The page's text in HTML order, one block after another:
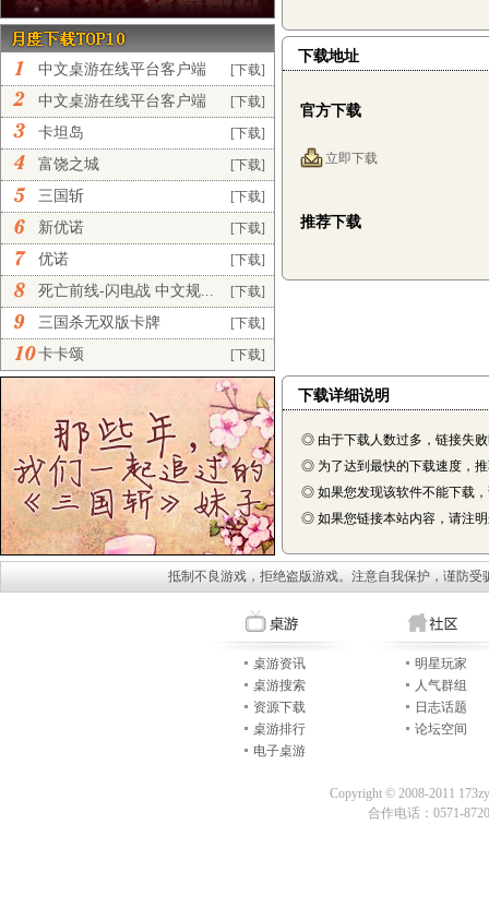
[下载]
中文桌游在线平台客户端
完... [下载]
中文桌游在线平台客户端
正... [下载]
卡坦岛
[下载]
富饶之城
[下载]
三国斩
[下载]
新优诺
[下载]
优诺
[下载]
死亡前线-闪电战 中文规...
[下载]
三国杀无双版卡牌
[下载]
卡卡颂
下载地址
官方下载
立即下载
推荐下载
下载详细说明
◎ 由于下载人数过多，链接失
◎ 为了达到最快的下载速度，
◎ 如果您发现该软件不能下载
◎ 如果您链接本站内容，请注明
抵制不良游戏，拒绝盗版游戏。注意自我保护，谨防
桌游资讯
桌游搜索
资源下载
桌游排行
电子桌游
明星玩家
人气群组
日志话题
论坛空间
Copyright © 2008-2011
合作电话：0571-